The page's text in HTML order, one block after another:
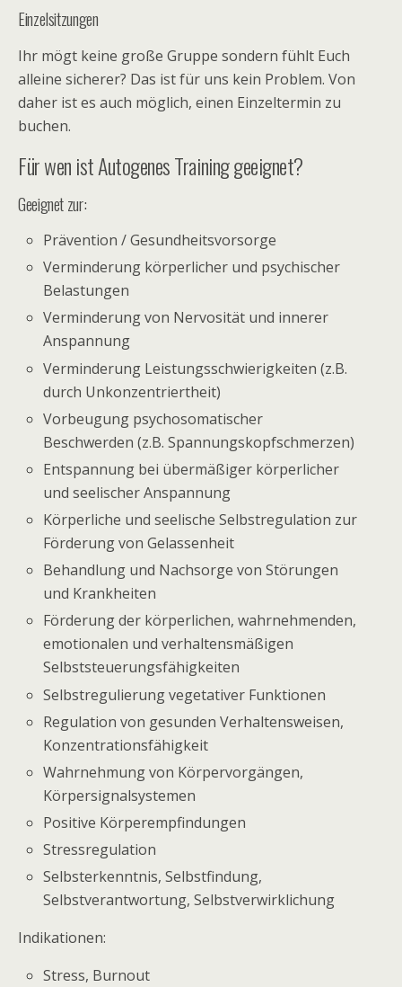
Einzelsitzungen
Ihr mögt keine große Gruppe sondern fühlt Euch
alleine sicherer? Das ist für uns kein Problem. Von
daher ist es auch möglich, einen Einzeltermin zu
buchen.
Für wen ist Autogenes Training geeignet?
Geeignet zur:
Prävention / Gesundheitsvorsorge
Verminderung körperlicher und psychischer
Belastungen
Verminderung von Nervosität und innerer
Anspannung
Verminderung Leistungsschwierigkeiten (z.B.
durch Unkonzentriertheit)
Vorbeugung psychosomatischer
Beschwerden (z.B. Spannungskopfschmerzen)
Entspannung bei übermäßiger körperlicher
und seelischer Anspannung
Körperliche und seelische Selbstregulation zur
Förderung von Gelassenheit
Behandlung und Nachsorge von Störungen
und Krankheiten
Förderung der körperlichen, wahrnehmenden,
emotionalen und verhaltensmäßigen
Selbststeuerungsfähigkeiten
Selbstregulierung vegetativer Funktionen
Regulation von gesunden Verhaltensweisen,
Konzentrationsfähigkeit
Wahrnehmung von Körpervorgängen,
Körpersignalsystemen
Positive Körperempfindungen
Stressregulation
Selbsterkenntnis, Selbstfindung,
Selbstverantwortung, Selbstverwirklichung
Indikationen:
Stress, Burnout